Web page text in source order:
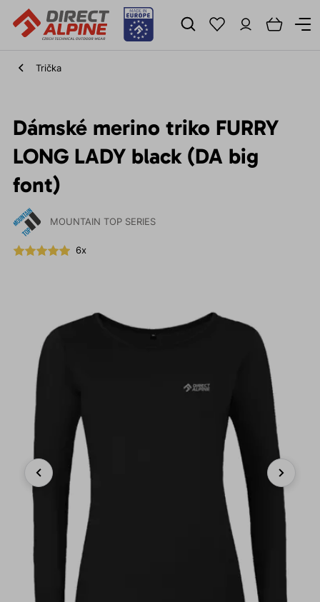
Trička
Dámské merino triko FURRY
LONG LADY black (DA big
font)
MOUNTAIN TOP SERIES
6x
Previous Next